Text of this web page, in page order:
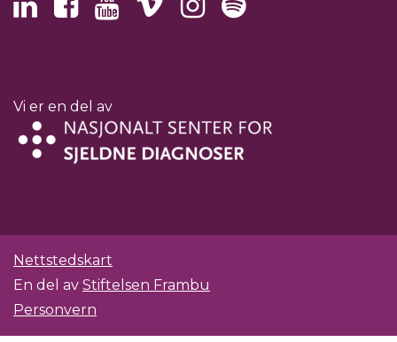
Vi er en del av
Nettstedskart
En del av Stiftelsen Frambu
Personvern